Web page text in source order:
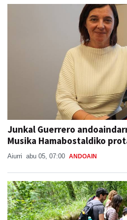
Junkal Guerrero
Musika Hamabostaldiko
Aiurri abu 05, 07:00 ANDOAIN